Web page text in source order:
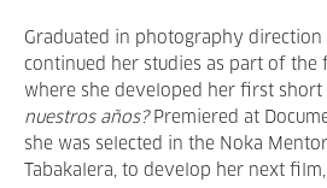
Graduated in photography direction
continued her studies as part of the
where she developed her first short
nuestros años?Premiered at
she was selected in the Noka
Tabakalera, to develop her next film,